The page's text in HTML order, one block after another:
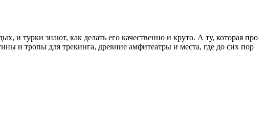
и тропы для трекинга, древние амфитеатры и места, где до сих пор